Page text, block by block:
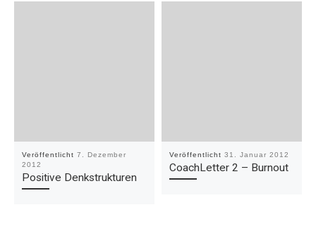
Veröffentlicht7. Dezember
2012
Positive Denkstrukturen
Veröffentlicht31. Januar 2012
CoachLetter 2 – Burnout